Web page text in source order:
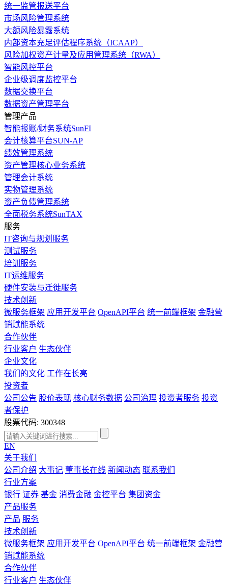
统一监管报送平台
市场风险管理系统
大额风险暴露系统
内部资本充足评估程序系统（ICAAP）
风险加权资产计量及应用管理系统（RWA）
智能风控平台
企业级调度监控平台
数据交换平台
数据资产管理平台
管理产品
智能报账/财务系统SunFI
会计核算平台SUN-AP
绩效管理系统
资产管理核心业务系统
管理会计系统
实物管理系统
资产负债管理系统
全面税务系统SunTAX
服务
IT咨询与规划服务
测试服务
培训服务
IT运维服务
硬件安装与迁徙服务
技术创新
微服务框架 应用开发平台 OpenAPI平台 统一前端框架 金融营
销赋能系统
合作伙伴
行业客户 生态伙伴
企业文化
我们的文化 工作在长亮
投资者
公司公告 股价表现 核心财务数据 公司治理 投资者服务 投资
者保护
股票代码: 300348
EN
关于我们
公司介绍 大事记 董事长在线 新闻动态 联系我们
行业方案
银行 证券 基金 消费金融 金控平台 集团资金
产品服务
产品 服务
技术创新
微服务框架 应用开发平台 OpenAPI平台 统一前端框架 金融营
销赋能系统
合作伙伴
行业客户 生态伙伴